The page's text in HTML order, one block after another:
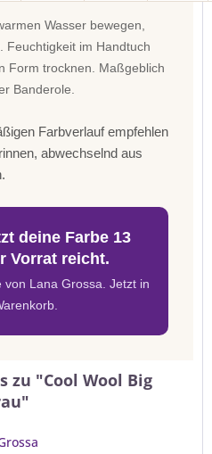
Wasser bewegen,
Feuchtigkeit im Handtuch
Form trocknen. Maßgeblich
Banderole.
Farbverlauf empfehlen
abwechselnd aus
deine Farbe 13
Vorrat reicht.
von Lana Grossa. Jetzt in
zu "Cool Wool Big